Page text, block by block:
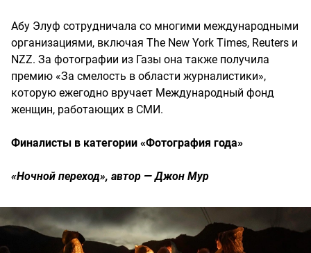
Абу Элуф сотрудничала со многими международными
организациями, включая The New York Times, Reuters и
NZZ. За фотографии из Газы она также получила
премию «За смелость в области журналистики»,
которую ежегодно вручает Международный фонд
женщин, работающих в СМИ.
Финалисты в категории «Фотография года»
«Ночной переход», автор — Джон Мур